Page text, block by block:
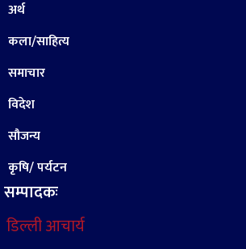
अर्थ
कला/साहित्य
समाचार
विदेश
सौजन्य
कृषि/ पर्यटन
सम्पादकः
डिल्ली आचार्य